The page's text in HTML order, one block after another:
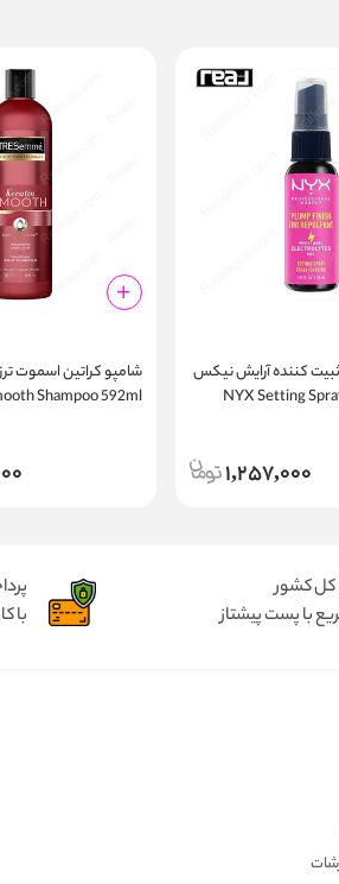
کننده آرایش نیکس
NYX Setting
1,257,000
Shampoo 592ml
کل کشور
با پست پیشتاز
با